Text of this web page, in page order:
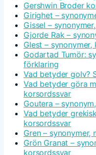
Gershwin Broder
Girighet –
Gissel –
Gjorde Rak –
Glest –
Godartad Tumör:
förklaring
Vad betyder golv?
Vad betyder göra
korsordssvar
Goutera –
Vad betyder
korsordssvar
Gren –
Grön Granat –
korsordssvar